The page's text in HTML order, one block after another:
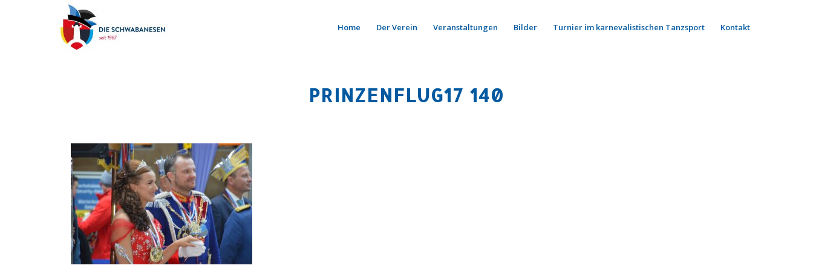
Home Der Verein Veranstaltungen Bilder Turnier im karnevalistischen Tanzsport Kontakt
PRINZENFLUG17 140